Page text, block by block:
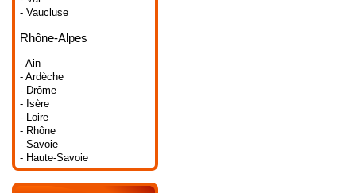
- Vaucluse
Rhône-Alpes
- Ain
- Ardèche
- Drôme
- Isère
- Loire
- Rhône
- Savoie
- Haute-Savoie